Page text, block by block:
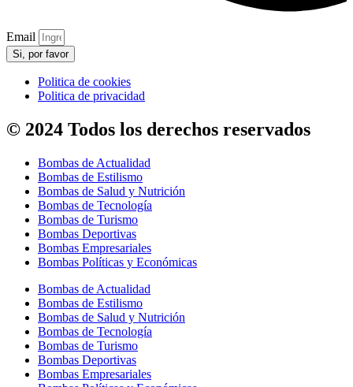
Email
Si, por favor
Politica de cookies
Politica de privacidad
© 2024 Todos los derechos reservados
Bombas de Actualidad
Bombas de Estilismo
Bombas de Salud y Nutrición
Bombas de Tecnología
Bombas de Turismo
Bombas Deportivas
Bombas Empresariales
Bombas Políticas y Económicas
Bombas de Actualidad
Bombas de Estilismo
Bombas de Salud y Nutrición
Bombas de Tecnología
Bombas de Turismo
Bombas Deportivas
Bombas Empresariales